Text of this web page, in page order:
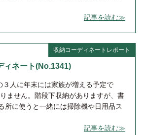
記事を読む≫
収納コーディネートレポート
ネート(No.1341)
人に年末には家族が増える予定で
ません。階段下収納がありますが、書
所に使うと一緒には掃除機や日用品ス
記事を読む≫